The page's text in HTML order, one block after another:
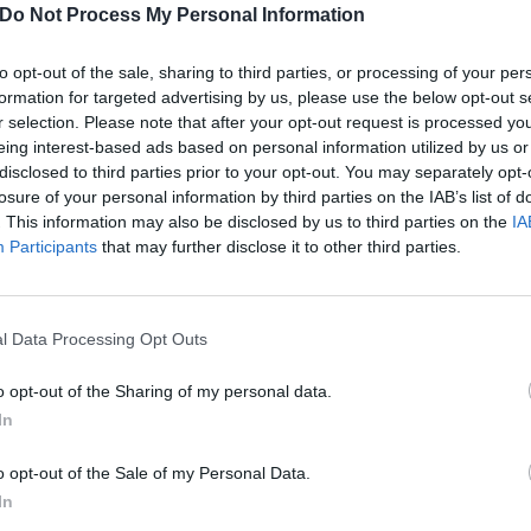
Do Not Process My Personal Information
opt-out of the sale, sharing to third parties, or processing of your
for targeted advertising by us, please use the below opt-out
selection. Please note that after your opt-out request is processed
interest-based ads based on personal information utilized by us
to third parties prior to your opt-out. You may separately
of your personal information by third parties on the IAB’s list of
This information may also be disclosed by us to third parties on the
Participants that may further disclose it to other third parties.
Data Processing Opt Outs
opt-out of the Sharing of my personal data.
opt-out of the Sale of my Personal Data.
карты запрашиваются отелем в целях обеспечения гарантии
произведенной позже срока, указанного в правилах
случаях со счета клиента будет списана сумма, равная
с условиями бронирования.
списывает средств с кредитной карты, данные которой были
карты будут проверены отелем в момент получения запроса на
в размере нескольких центов в целях проверки наличия
завершения проверки.
отель оставляет за собой право заблокировать на счете
списания этой суммы, за исключением незаезда в отель (no-
производится в соответствии с политикой отмены
с описанием отеля в разделе "Условия проживания".
санкции не предусмотрены. В случае, если отмена
в отель (no-show), отель удержит со счета сумму, указанную
При бронировании нескольких номеров не
производится на все бронирование. Initalia никогда не списывает